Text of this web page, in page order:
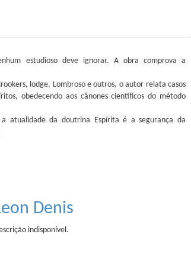
estudioso deve ignorar. A obra comprova a
lodge, Lombroso e outros, o autor relata casos
obedecendo aos cânones científicos do método
atualidade da doutrina Espírita é a segurança da
Denis
indisponível.